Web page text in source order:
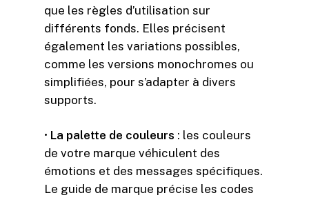
que les règles d’utilisation sur
différents fonds. Elles précisent
également les variations possibles,
comme les versions monochromes ou
simplifiées, pour s’adapter à divers
supports.
• La palette de couleurs : les couleurs
de votre marque véhiculent des
émotions et des messages spécifiques.
Le guide de marque précise les codes